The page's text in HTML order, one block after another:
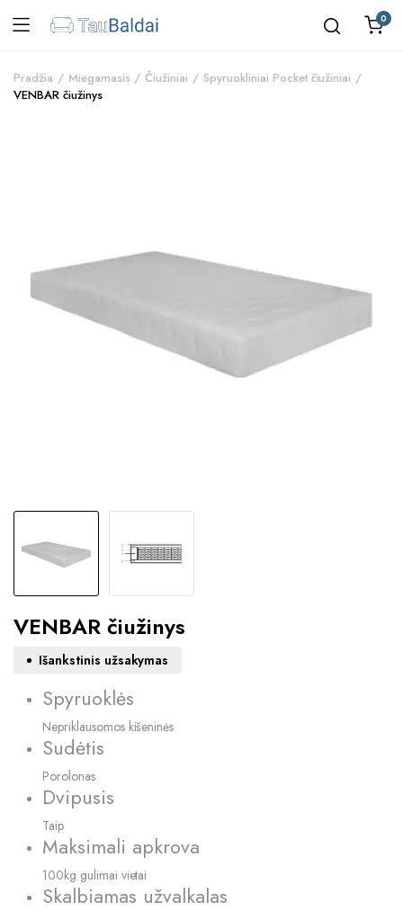
0
Pradžia Miegamasis Čiužiniai
Spyruokliniai Pocket čiužiniai
VENBAR čiužinys
VENBAR čiužinys
Išankstinis užsakymas
Spyruoklės
Nepriklausomos kišeninės
Sudėtis
Porolonas
Dvipusis
Taip
Maksimali apkrova
100kg gulimai vietai
Skalbiamas užvalkalas